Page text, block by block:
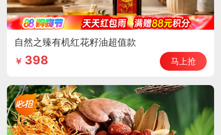
自然之臻有机红花籽油超值款
￥ 398 马上抢